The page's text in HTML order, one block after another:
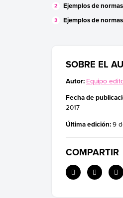
Ejemplos de
Ejemplos de
SOBRE EL
Autor: Equipo
Fecha de
2017
Última edición:9
COMPARTIR